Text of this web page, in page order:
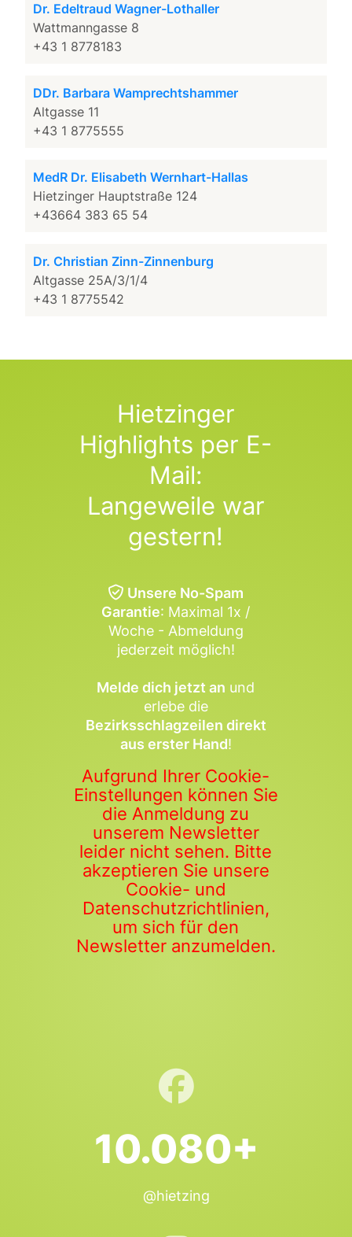
Dr. Edeltraud Wagner-Lothaller
Wattmanngasse 8
+43 1 8778183
DDr. Barbara Wamprechtshammer
Altgasse 11
+43 1 8775555
MedR Dr. Elisabeth Wernhart-Hallas
Hietzinger Hauptstraße 124
+43664 383 65 54
Dr. Christian Zinn-Zinnenburg
Altgasse 25A/3/1/4
+43 1 8775542
Hietzinger
Highlights per E-
Mail:
Langeweile war
gestern!
Unsere No-Spam
Garantie: Maximal 1x /
Woche - Abmeldung
jederzeit möglich!
Melde dich jetzt an und
erlebe die
Bezirksschlagzeilen direkt
aus erster Hand!
Aufgrund Ihrer Cookie-
Einstellungen können Sie
die Anmeldung zu
unserem Newsletter
leider nicht sehen. Bitte
akzeptieren Sie unsere
Cookie- und
Datenschutzrichtlinien,
um sich für den
Newsletter anzumelden.
10.080+
@hietzing